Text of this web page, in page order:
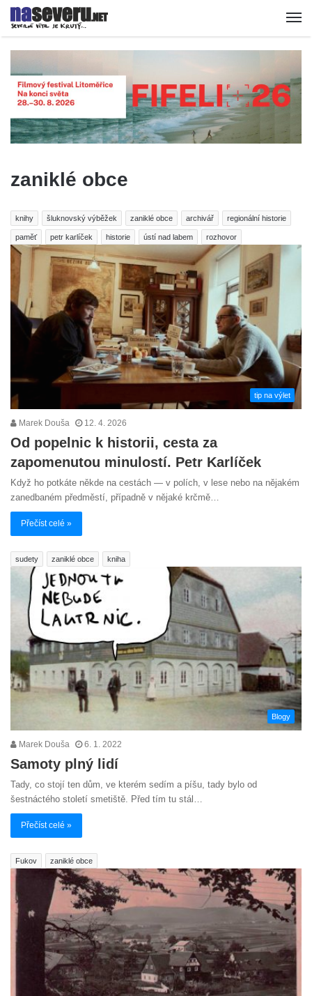
zaniklé obce
knihy šluknovský výběžek zaniklé obce archivář regionální historie
paměť petr karlíček historie ústí nad labem rozhovor
tip na výlet
Marek Douša 12. 4. 2026
Od popelnic k historii, cesta za
zapomenutou minulostí. Petr Karlíček
Když ho potkáte někde na cestách — v polích, v lese nebo na nějakém
zanedbaném předměstí, případně v nějaké krčmě…
Přečíst celé »
sudety zaniklé obce kniha
Blogy
Marek Douša 6. 1. 2022
Samoty plný lidí
Tady, co stojí ten dům, ve kterém sedím a píšu, tady bylo od
šestnáctého století smetiště. Před tím tu stál…
Přečíst celé »
Fukov zaniklé obce